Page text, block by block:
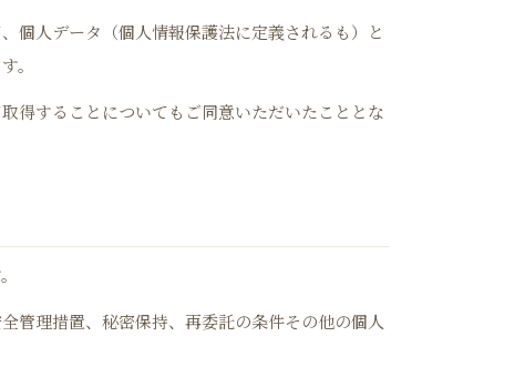
個人データ（個人情報保護法に定義されるも）と
。
得することについてもご同意いただいたこととな
管理措置、秘密保持、再委託の条件その他の個人